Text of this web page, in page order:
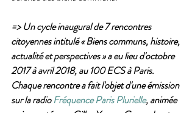
=> Un cycle inaugural de 7 rencontres
citoyennes intitulé « Biens communs, histoire,
actualité et perspectives » a eu lieu d'octobre
2017 à avril 2018, au 100 ECS à Paris.
Chaque rencontre a fait l'objet d'une émission
sur la radio Fréquence Paris Plurielle, animée